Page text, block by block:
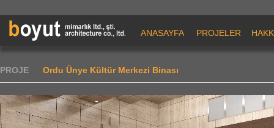
ANASAYFA PROJELER
PROJE Ordu Ünye Kültür Merkezi Binası